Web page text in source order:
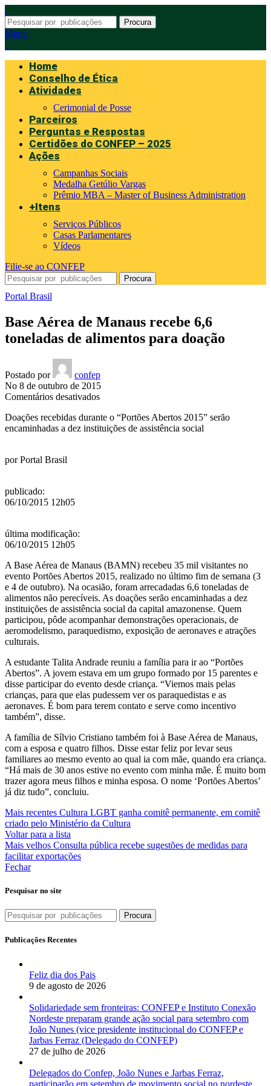
Procura
Menu
Home
Conselho de Ética
Atividades
Cerimonial de Posse
Parceiros
Perguntas e Respostas
Certidões do CONFEP – 2025
Ações
Campanhas Sociais
Medalha Getúlio Vargas
Prêmio MBA – Master of Business Administration
+Itens
Serviços Públicos
Casas Parlamentares
Vídeos
Filie-se ao CONFEP
Procura
Portal Brasil
Base Aérea de Manaus recebe 6,6
toneladas de alimentos para doação
Postado por
confep
No 8 de outubro de 2015
Comentários desativadosem
Aérea
de
Doações recebidas durante o “Portões Abertos 2015” serão
encaminhadas a dez instituições de assistência social
porPortal Brasil
publicado:
06/10/2015 12h05
última modificação:
06/10/2015 12h05
A Base Aérea de Manaus (BAMN) recebeu 35 mil visitantes no
evento Portões Abertos 2015, realizado no último fim de semana (3
e 4 de outubro). Na ocasião, foram arrecadadas 6,6 toneladas de
alimentos não perecíveis. As doações serão encaminhadas a dez
instituições de assistência social da capital amazonense. Quem
participou, pôde acompanhar demonstrações operacionais, de
aeromodelismo, paraquedismo, exposição de aeronaves e atrações
culturais.
A estudante Talita Andrade reuniu a família para ir ao “Portões
Abertos”. A jovem estava em um grupo formado por 15 parentes e
disse participar do evento desde criança. “Viemos mais pelas
crianças, para que elas pudessem ver os paraquedistas e as
aeronaves. É bom para terem contato e serve como incentivo
também”, disse.
A família de Sílvio Cristiano também foi à Base Aérea de Manaus,
com a esposa e quatro filhos. Disse estar feliz por levar seus
familiares ao mesmo evento ao qual ia com mãe, quando era criança.
“Há mais de 30 anos estive no evento com minha mãe. É muito bom
trazer agora meus filhos e minha esposa. O nome ‘Portões Abertos’
já diz tudo”, concluiu.
Mais recentes Cultura LGBT ganha comitê permanente, em comitê
criado pelo Ministério da Cultura
Voltar para a lista
Mais velhos Consulta pública recebe sugestões de medidas para
facilitar exportações
Fechar
Pesquisar no site
Procura
Publicações Recentes
Feliz dia dos Pais
9 de agosto de 2026
Solidariedade sem fronteiras: CONFEP e Instituto Conexão
Nordeste preparam grande ação social para setembro com
João Nunes (vice presidente institucional do CONFEP e
Jarbas Ferraz (Delegado do CONFEP)
27 de julho de 2026
Delegados do Confep, João Nunes e Jarbas Ferraz,
participarão em setembro de movimento social no nordeste